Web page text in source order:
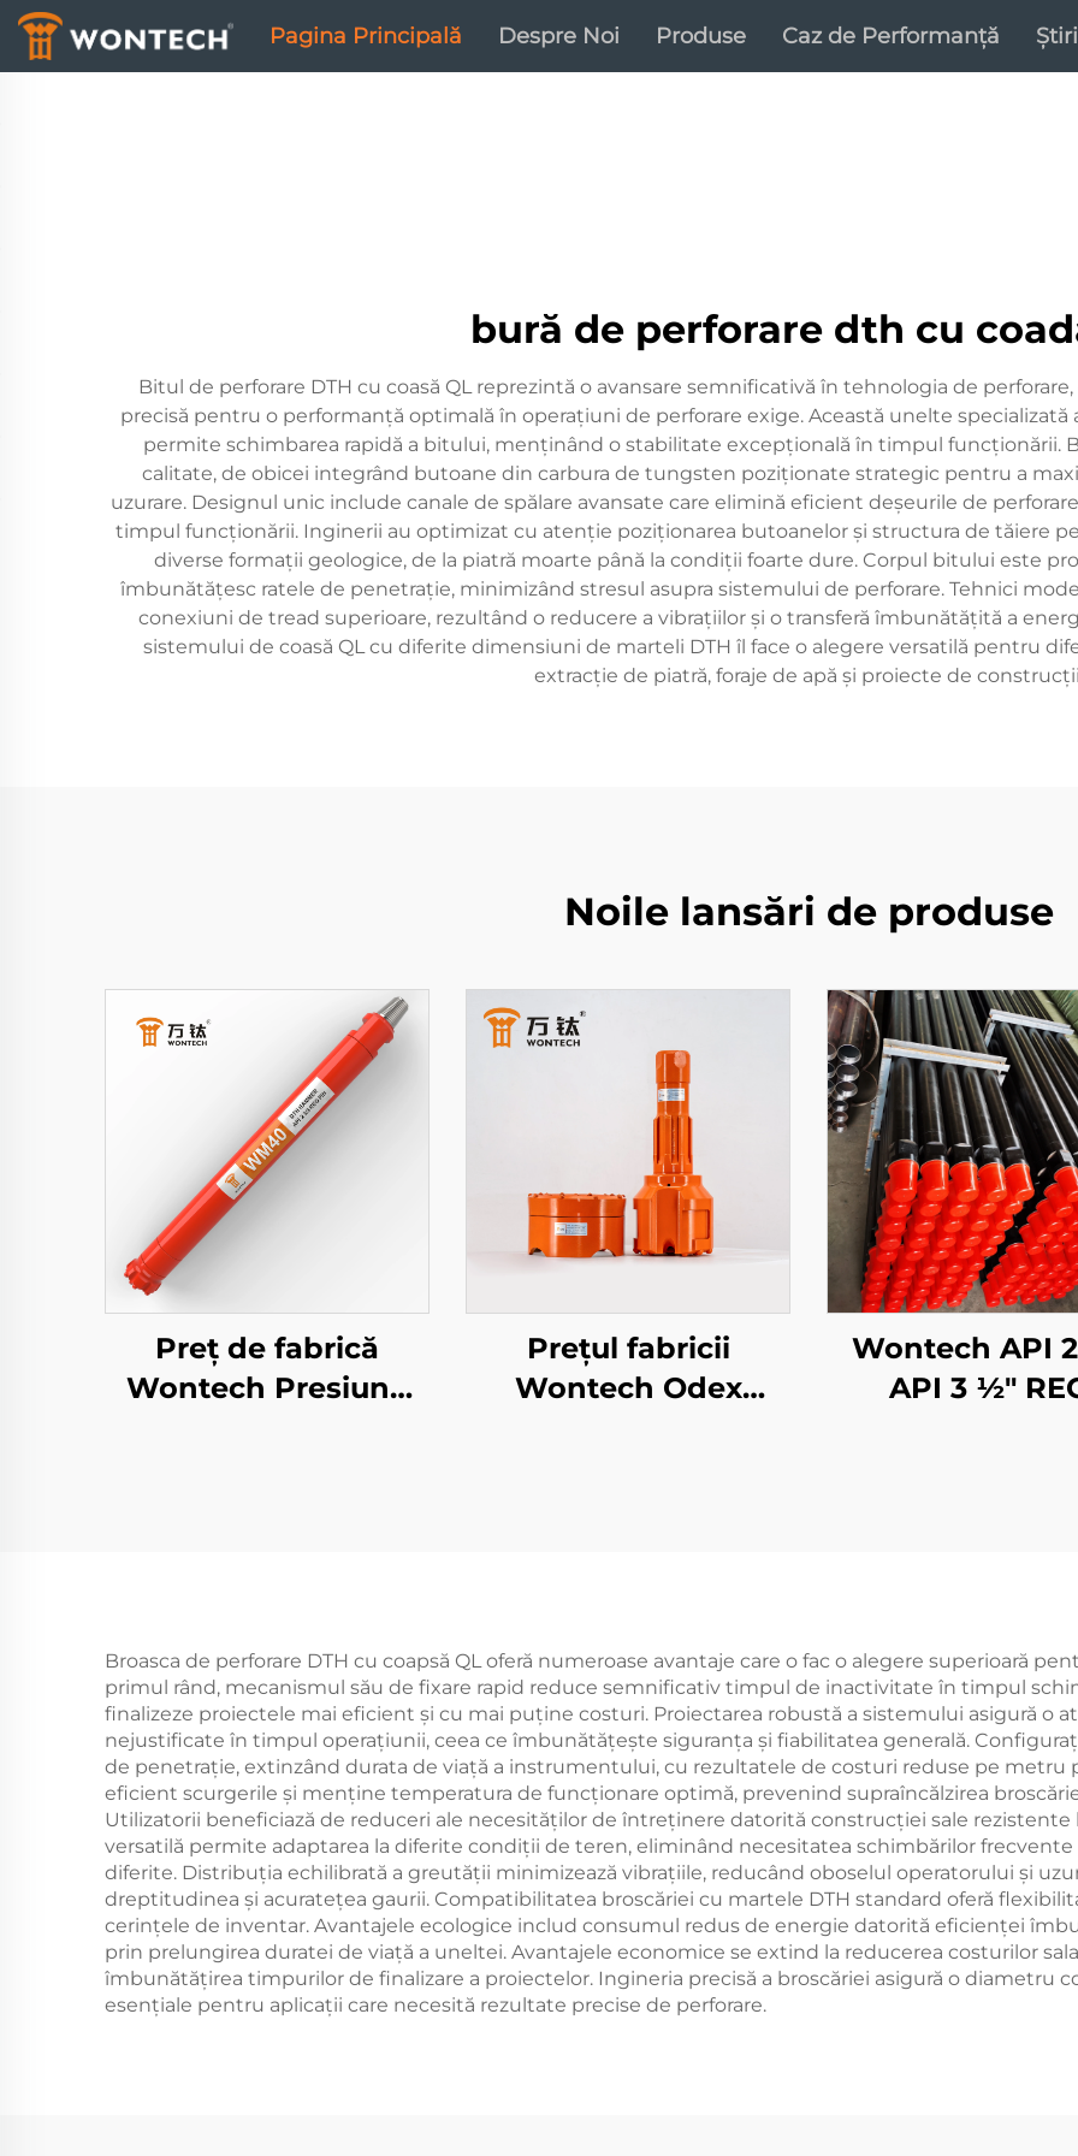
Pagina Principală Despre Noi Produse Caz de Performanță Știri
bură de perforare dth cu
Bitul de perforare DTH cu coasă QL reprezintă o avansare semnificativă în tehnologia de
precisă pentru o performanță optimală în operațiuni de perforare exige. Această unelte specializată
permite schimbarea rapidă a bitului, menținând o stabilitate excepțională în timpul funcționării.
calitate, de obicei integrând butoane din carbura de tungsten poziționate strategic pentru a
uzurare. Designul unic include canale de spălare avansate care elimină eficient deșeurile de
timpul funcționării. Inginerii au optimizat cu atenție poziționarea butoanelor și structura de tăiere
diverse formații geologice, de la piatră moarte până la condiții foarte dure. Corpul bitului este
îmbunătățesc ratele de penetrație, minimizând stresul asupra sistemului de perforare. Tehnici
conexiuni de tread superioare, rezultând o reducere a vibrațiilor și o transferă îmbunătățită a
sistemului de coasă QL cu diferite dimensiuni de marteli DTH îl face o alegere versatilă pentru
extracție de piatră, foraje de apă și proiecte de
Noile lansări de produse
Preț de fabrică
Wontech Presiune
Prețul fabricii
Wontech Odex
Wontech API 2
API 3 1⁄2"
Broasca de perforare DTH cu coapsă QL oferă numeroase avantaje care o fac o alegere superioară
primul rând, mecanismul său de fixare rapid reduce semnificativ timpul de inactivitate în timpul
finalizeze proiectele mai eficient și cu mai puține costuri. Proiectarea robustă a sistemului asigură o
nejustificate în timpul operațiunii, ceea ce îmbunătățește siguranța și fiabilitatea generală.
de penetrație, extinzând durata de viață a instrumentului, cu rezultatele de costuri reduse pe metru
eficient scurgerile și menține temperatura de funcționare optimă, prevenind supraîncălzirea
Utilizatorii beneficiază de reduceri ale necesităților de întreținere datorită construcției sale rezistente
versatilă permite adaptarea la diferite condiții de teren, eliminând necesitatea schimbărilor
diferite. Distribuția echilibrată a greutății minimizează vibrațiile, reducând oboselul operatorului și
dreptitudinea și acuratețea gaurii. Compatibilitatea broscăriei cu martele DTH standard oferă
cerințele de inventar. Avantajele ecologice includ consumul redus de energie datorită eficienței
prin prelungirea duratei de viață a uneltei. Avantajele economice se extind la reducerea costurilor
îmbunătățirea timpurilor de finalizare a proiectelor. Ingineria precisă a broscăriei asigură o diametru
esențiale pentru aplicații care necesită rezultate precise de perforare.